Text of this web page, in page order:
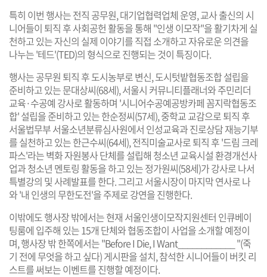
특히 이번 행사는 전직 공무원, 대기업협력업체 운영, 교사 출신의 시
니어들이 퇴직 후 사회공헌 활동을 통해 "인생 이모작"을 활기차게 실
천하고 있는 자신의 실제 이야기를 직접 소개하고 자유로운 의견을
나누는 '테드'(TED)의 형식으로 진행되는 것이 특징이다.
행사는 공무원 퇴직 후 도시농부로 변신, 도시텃밭협동조합 설립을
준비하고 있는 문대상씨(68세), 서울시 커뮤니티플래너와 주민리더
교육·수공예 강사로 활동하며 '시니어수공예공방카페 꼼지락협동조
합' 설립을 준비하고 있는 한순정씨(57세), 중학교 교감으로 퇴직 후
서울법무부 서울소년분류심사원에서 인성교육과 진로상담 재능기부
를 실천하고 있는 한근수씨(64세), 전직미술교사로 퇴직 후 '드림 크레
파스'라는 벽화 자원봉사 단체를 설립해 청소년 교육시설 환경개선사
업과 청소년 멘토링 활동을 하고 있는 정가원씨(58세)가 강사로 나서
특별강의 및 사례발표를 한다. 그리고 서울시장이 마지막 연사로 나
와 '내 인생의 무한도전'을 주제로 강연을 진행한다.
이밖에도 행사장 밖에서는 현재 서울인생이모작지원센터 인큐베이
팅룸에 입주해 있는 15개 단체와 협동조합이 사업을 소개할 예정이
며, 행사장 밖 한쪽에서는 "Before I Die, I Want____________ "(죽
기 전에 무엇을 하고 싶다) 게시판을 설치, 참석한 시니어들이 버킷 리
스트를 써보는 이벤트를 진행할 예정이다.